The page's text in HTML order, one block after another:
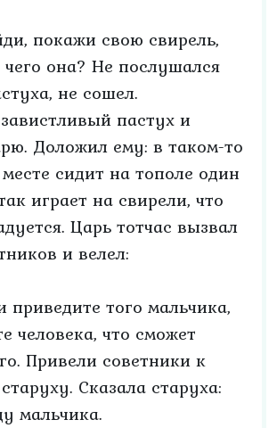
покажи свою свирель,
чего она? Не послушался
не сошел.
пастух и
Доложил ему: в таком-то
сидит на тополе один
играет на свирели, что
Царь тотчас вызвал
и велел:
того мальчика,
человека, что сможет
Привели советники к
Сказала старуха:
мальчика.